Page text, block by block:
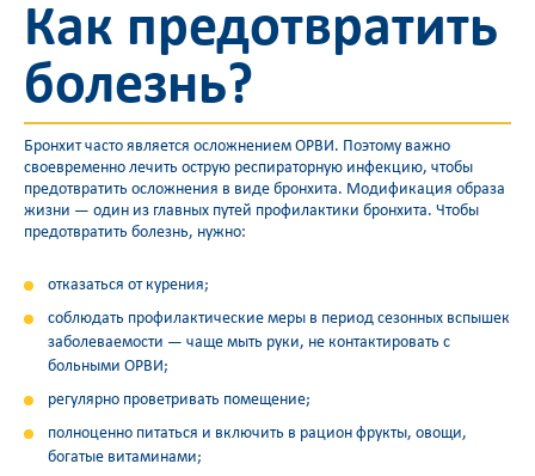
Как предотвратить
болезнь?
Бронхит часто является осложнением ОРВИ. Поэтому важно
своевременно лечить острую респираторную инфекцию, чтобы
предотвратить осложнения в виде бронхита. Модификация образа
жизни — один из главных путей профилактики бронхита. Чтобы
предотвратить болезнь, нужно:
отказаться от курения;
соблюдать профилактические меры в период сезонных вспышек
заболеваемости — чаще мыть руки, не контактировать с
больными ОРВИ;
регулярно проветривать помещение;
полноценно питаться и включить в рацион фрукты, овощи,
богатые витаминами;